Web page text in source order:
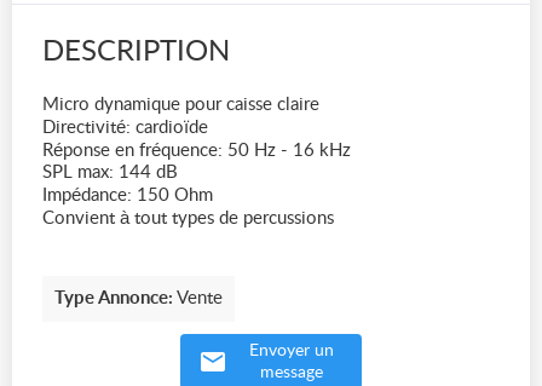
DESCRIPTION
Micro dynamique pour caisse claire
Directivité: cardioïde
Réponse en fréquence: 50 Hz - 16 kHz
SPL max: 144 dB
Impédance: 150 Ohm
Convient à tout types de percussions
Type Annonce: Vente
Envoyer un
message